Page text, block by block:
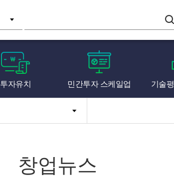
투자유치 민간투자 스케일업 기술
창업뉴스